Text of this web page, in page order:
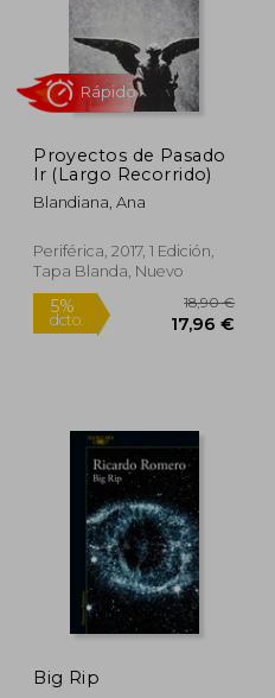
5%
dcto.
Proyectos de Pasado
lr (Largo Recorrido)
Blandiana, Ana
Periférica, 2017, 1 Edición,
Tapa Blanda, Nuevo
Big Rip